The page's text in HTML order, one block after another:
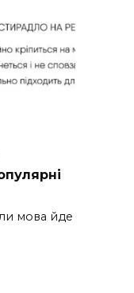
мова йде